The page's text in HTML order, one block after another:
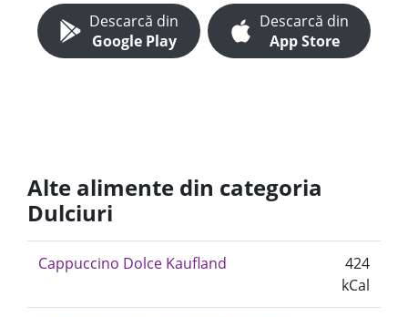
Descarcă din
Google Play
Descarcă din
App Store
Alte alimente din categoria
Dulciuri
Cappuccino Dolce Kaufland
424
kCal